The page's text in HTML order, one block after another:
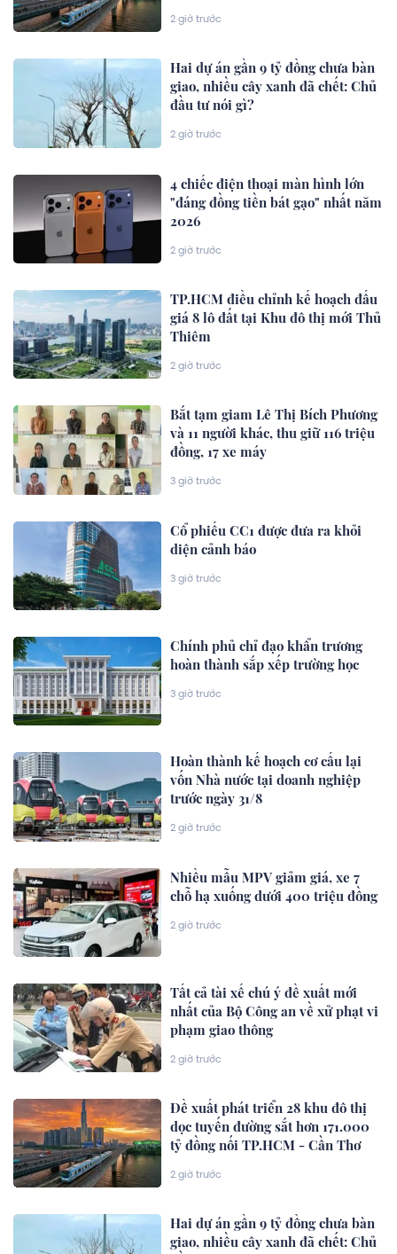
2 giờ trước
Hai dự án gần 9 tỷ đồng chưa bàn
giao, nhiều cây xanh đã chết: Chủ
đầu tư nói gì?
2 giờ trước
4 chiếc điện thoại màn hình lớn
"đáng đồng tiền bát gạo" nhất năm
2026
2 giờ trước
TP.HCM điều chỉnh kế hoạch đấu
giá 8 lô đất tại Khu đô thị mới Thủ
Thiêm
2 giờ trước
Bắt tạm giam Lê Thị Bích Phương
và 11 người khác, thu giữ 116 triệu
đồng, 17 xe máy
3 giờ trước
Cổ phiếu CC1 được đưa ra khỏi
diện cảnh báo
3 giờ trước
Chính phủ chỉ đạo khẩn trương
hoàn thành sắp xếp trường học
3 giờ trước
Hoàn thành kế hoạch cơ cấu lại
vốn Nhà nước tại doanh nghiệp
trước ngày 31/8
2 giờ trước
Nhiều mẫu MPV giảm giá, xe 7
chỗ hạ xuống dưới 400 triệu đồng
2 giờ trước
Tất cả tài xế chú ý đề xuất mới
nhất của Bộ Công an về xử phạt vi
phạm giao thông
2 giờ trước
Đề xuất phát triển 28 khu đô thị
dọc tuyến đường sắt hơn 171.000
tỷ đồng nối TP.HCM - Cần Thơ
2 giờ trước
Hai dự án gần 9 tỷ đồng chưa bàn
giao, nhiều cây xanh đã chết: Chủ